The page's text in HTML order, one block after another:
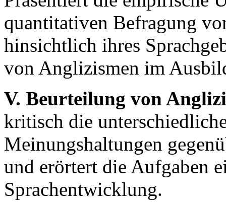
quantitativen Befragung
hinsichtlich ihres
von Anglizismen im
V. Beurteilung von
kritisch die
Meinungshaltungen
und erörtert die Aufgaben
Sprachentwicklung.